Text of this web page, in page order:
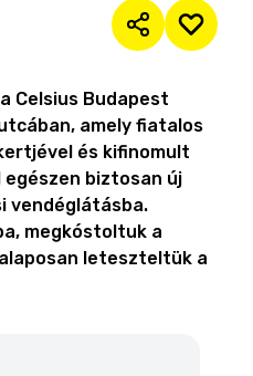
Celsius Budapest
amely fiatalos
és kifinomult
biztosan új
vendéglátásba.
megkóstoltuk a
leteszteltük a